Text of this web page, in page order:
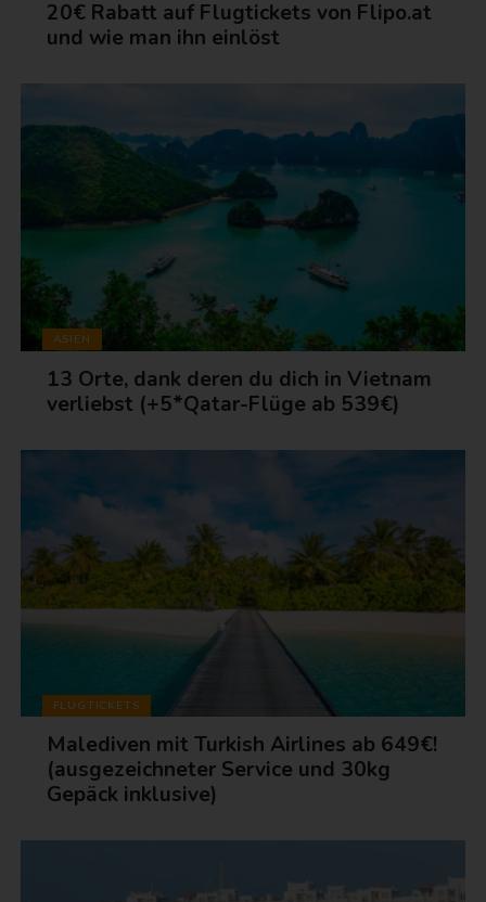
20€ Rabatt auf Flugtickets von Flipo.at
und wie man ihn einlöst
ASIEN
13 Orte, dank deren du dich in Vietnam
verliebst (+5*Qatar-Flüge ab 539€)
FLUGTICKETS
Malediven mit Turkish Airlines ab 649€!
(ausgezeichneter Service und 30kg
Gepäck inklusive)